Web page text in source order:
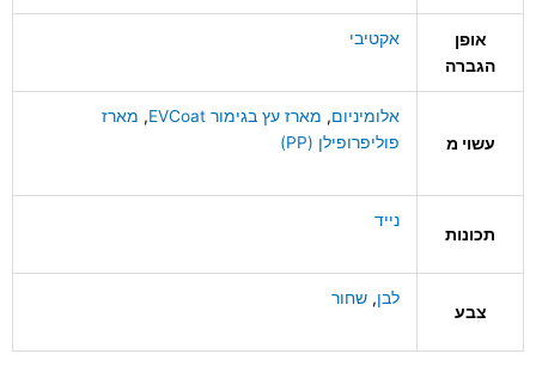
אופן
הגברה
אקטיבי
עשוי מ
אלומיניום, מארז עץ בגימור EVCoat , מארז
פוליפרופילן (PP)
תכונות
נייד
צבע
לבן, שחור